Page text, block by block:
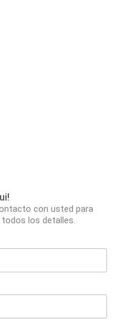
con usted para
los detalles.